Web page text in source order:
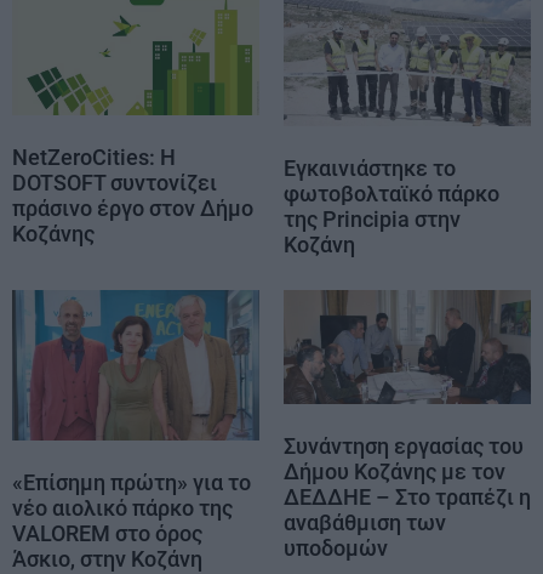
NetZeroCities: Η
DOTSOFT συντονίζει
πράσινο έργο στον Δήμο
Κοζάνης
Εγκαινιάστηκε το
φωτοβολταϊκό πάρκο
της Principia στην
Κοζάνη
«Επίσημη πρώτη» για το
νέο αιολικό πάρκο της
VALOREM στο όρος
Άσκιο, στην Κοζάνη
Συνάντηση εργασίας του
Δήμου Κοζάνης με τον
ΔΕΔΔΗΕ – Στο τραπέζι η
αναβάθμιση των
υποδομών